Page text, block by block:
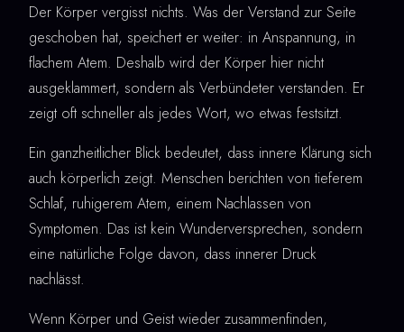
Der Körper vergisst nichts. Was der Verstand zur Seite
geschoben hat, speichert er weiter: in Anspannung, in
flachem Atem. Deshalb wird der Körper hier nicht
ausgeklammert, sondern als Verbündeter verstanden. Er
zeigt oft schneller als jedes Wort, wo etwas festsitzt.
Ein ganzheitlicher Blick bedeutet, dass innere Klärung sich
auch körperlich zeigt. Menschen berichten von tieferem
Schlaf, ruhigerem Atem, einem Nachlassen von
Symptomen. Das ist kein Wunderversprechen, sondern
eine natürliche Folge davon, dass innerer Druck
nachlässt.
Wenn Körper und Geist wieder zusammenfinden,